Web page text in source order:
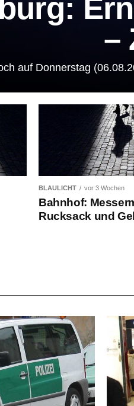
–
auf Donnerstag
BLAULICHT vor 3 Wochen
Bahnhof:
Rucksack und